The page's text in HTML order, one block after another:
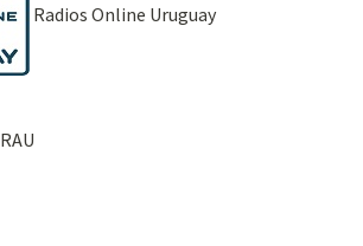
Radios Online Uruguay
RAU